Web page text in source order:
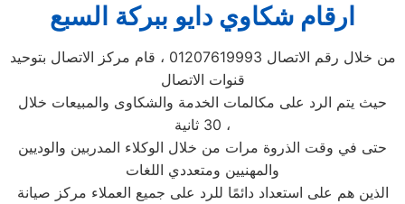
ارقام شكاوي دايو ببركة السبع
من خلال رقم الاتصال 01207619993 ، قام مركز الاتصال بتوحيد
قنوات الاتصال
حيث يتم الرد على مكالمات الخدمة والشكاوى والمبيعات خلال
30 ثانية ،
حتى في وقت الذروة مرات من خلال الوكلاء المدربين والوديين
والمهنيين ومتعددي اللغات
الذين هم على استعداد دائمًا للرد على جميع العملاء مركز صيانة